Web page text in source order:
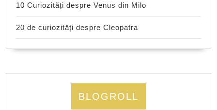
10 Curiozități despre Venus din Milo
20 de curiozități despre Cleopatra
BLOGROLL